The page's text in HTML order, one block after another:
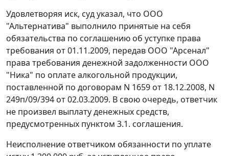
Удовлетворяя иск, суд указал, что ООО
"Альтернатива" выполнило принятые на себя
обязательства по соглашению об уступке права
требования от 01.11.2009, передав ООО "Арсенал"
права требования денежной задолженности ООО
"Ника" по оплате алкогольной продукции,
поставленной по договорам N 1659 от 18.12.2008, N
249п/09/394 от 02.03.2009. В свою очередь, ответчик
не произвел выплату денежных средств,
предусмотренных пунктом 3.1. соглашения.
Неисполнение ответчиком обязанности по уплате